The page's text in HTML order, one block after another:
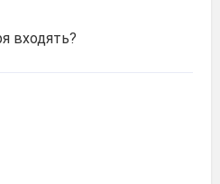
входять?